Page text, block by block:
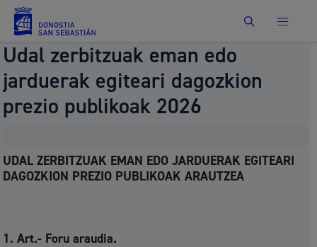
Bilatu
Udal zerbitzuak eman edo
jarduerak egiteari dagozkion
prezio publikoak 2026
UDAL ZERBITZUAK EMAN EDO JARDUERAK EGITEARI
DAGOZKION PREZIO PUBLIKOAK ARAUTZEA
1. Art.- Foru araudia.